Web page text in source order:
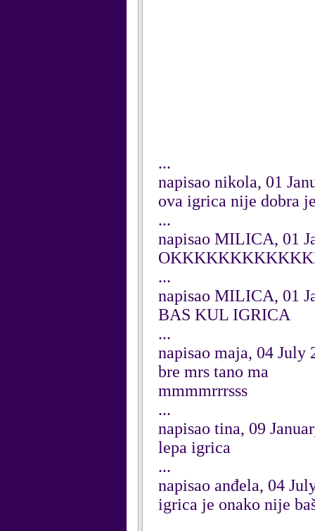
...
napisao nikola, 01
ova igrica nije dobra
...
napisao MILICA, 01
...
napisao MILICA, 01
BAS KUL IGRICA
...
napisao maja, 04 July
bre mrs tano ma
mmmmrrrsss
...
napisao tina, 09
lepa igrica
...
napisao anđela, 04
igrica je onako nije